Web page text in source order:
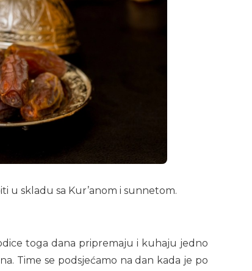
u skladu sa Kur’anom i sunnetom.
toga dana pripremaju i kuhaju jedno
Time se podsjećamo na dan kada je po